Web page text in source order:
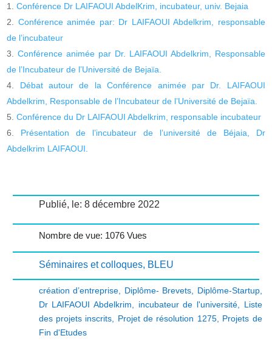
Conférence Dr LAIFAOUI AbdelKrim, incubateur, univ. Bejaia
Conférence animée par: Dr LAIFAOUI Abdelkrim, responsable
de l’incubateur
Conférence animée par Dr. LAIFAOUI Abdelkrim, Responsable
de l’Incubateur de l’Université de Bejaïa.
Débat autour de la Conférence animée par Dr. LAIFAOUI
Abdelkrim, Responsable de l’Incubateur de l’Université de Bejaïa.
Conférence du Dr LAIFAOUI Abdelkrim, responsable incubateur
Présentation de l’incubateur de l’université de Béjaia, Dr
Abdelkrim LAIFAOUI.
Publié, le: 8 décembre 2022
Nombre de vue: 1076 Vues
Séminaires et colloques, BLEU
création d’entreprise Diplôme- Brevets Diplôme-Startup,
Dr LAIFAOUI Abdelkrim
incubateur de l'université, Liste
des projets inscrits
Projet de résolution 1275, Projets de
Fin d'Etudes